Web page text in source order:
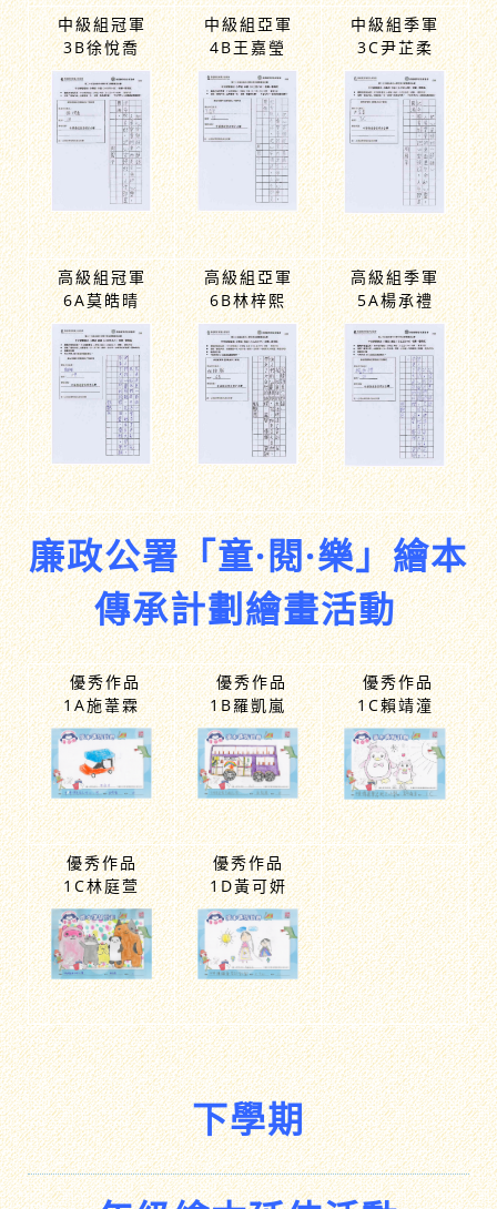
中級組冠軍
3B徐悅喬
中級組亞軍
4B王嘉瑩
中級組季軍
3C尹芷柔
高級組冠軍
6A莫皓晴
高級組亞軍
6B林梓熙
高級組季軍
5A楊承禮
廉政公署「童·閱·樂」繪本
傳承計劃繪畫活動
優秀作品
1A施葦霖
優秀作品
1B羅凱嵐
優秀作品
1C賴靖潼
優秀作品
1C林庭萱
優秀作品
1D黃可妍
下學期